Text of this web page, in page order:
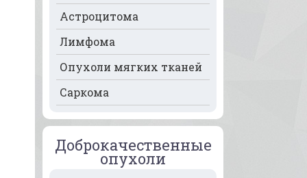
Рак лимфоузлов
Рак молочной железы
Рак мочевого пузыря
Рак носа
Рак пищевода
Рак поджелудочной
Астроцитома
Лимфома
Опухоли мягких тканей
Саркома
Доброкачественные
опухоли